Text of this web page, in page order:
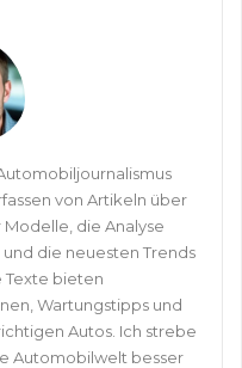
von Artikeln über
die Analyse
die neuesten Trends
Texte bieten
Wartungstipps und
Autos. Ich strebe
Automobilwelt besser